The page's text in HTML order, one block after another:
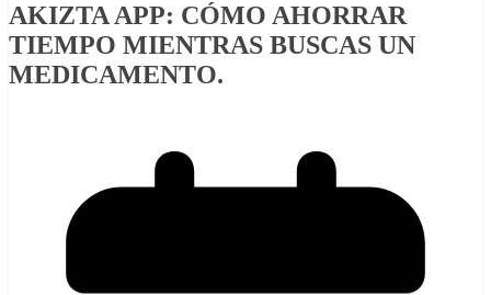
AKIZTA APP: CÓMO AHORRAR
TIEMPO MIENTRAS BUSCAS UN
MEDICAMENTO.